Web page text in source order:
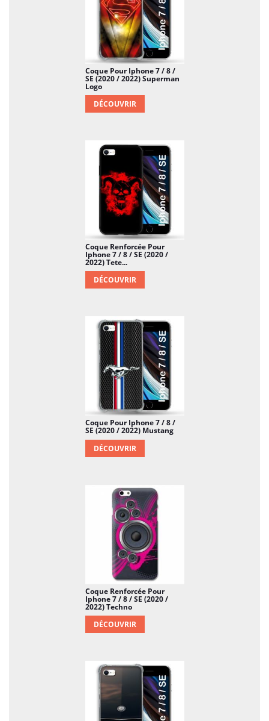
que d'être forcé de le réparer ou en acheter un
nouveau après quelques semaines d'utilisation !
Coque Pour Iphone 7 / 8 /
SE (2020 / 2022) Superman
Logo
DÉCOUVRIR
Coque Renforcée Pour
Iphone 7 / 8 / SE (2020 /
2022) Tete...
DÉCOUVRIR
Coque Pour Iphone 7 / 8 /
SE (2020 / 2022) Mustang
DÉCOUVRIR
Coque Renforcée Pour
Iphone 7 / 8 / SE (2020 /
2022) Techno
DÉCOUVRIR